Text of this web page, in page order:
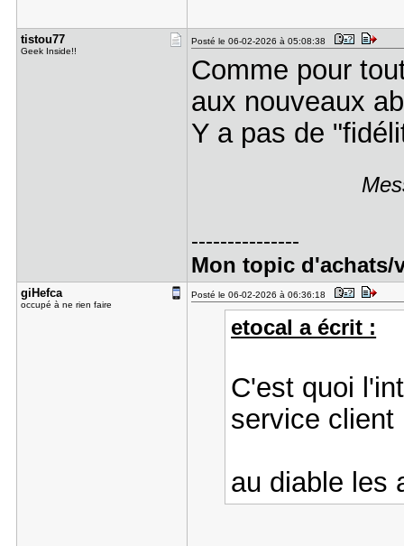
tistou77
Geek Inside!!
Posté le 06-02-2026 à 05:08:38
Comme pour
aux nouveaux
Y a pas de
---------------
Mon topic d'achats/
giHefca
occupé à ne rien faire
Posté le 06-02-2026 à 06:36:18
etocal a écrit :
C'est quoi
service client
au diable les